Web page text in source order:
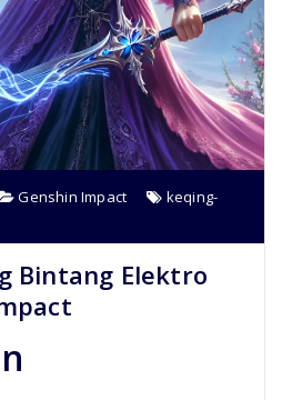
Genshin Impact
keqing-
Bintang Elektro